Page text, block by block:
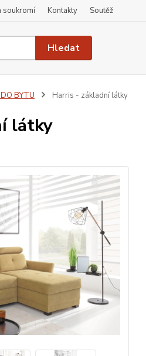
soukromí Kontakty Soutěž
Hledat
BYTU Harris - základní látky
látky